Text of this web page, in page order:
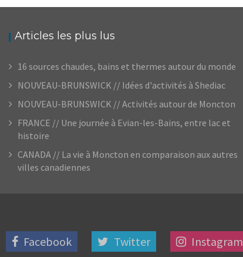
Articles les plus lus
16 sources chaudes, bains et thermes autour du monde
NOUVEAU-BRUNSWICK // Idées d'activités à Shediac
NOUVEAU-BRUNSWICK // Activités autour de Moncton
FRANCE // Une journée à Evian-les-Bains, entre lac et
histoire
CANADA // La vie à Moncton en comparaison aux autres
villes canadiennes
Facebook Twitter Instagram